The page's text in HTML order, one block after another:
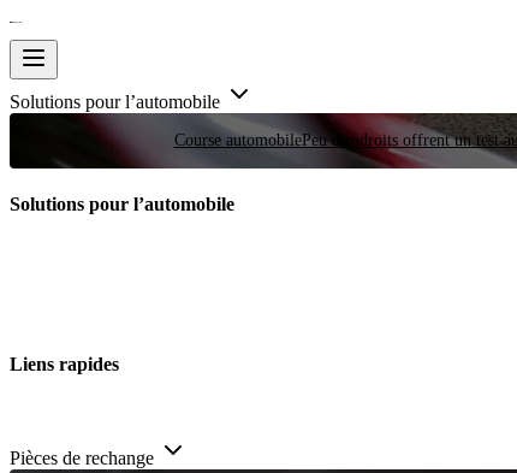
Solutions pour l’automobile
Course automobilePeu d'endroits offrent un test
Solutions pour l’automobile
Liens rapides
Pièces de rechange